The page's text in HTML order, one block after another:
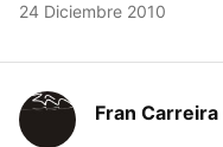
24 Diciembre 2010
Fran Carreira